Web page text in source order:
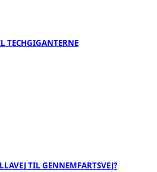
TECHGIGANTERNE
TIL GENNEMFARTSVEJ?